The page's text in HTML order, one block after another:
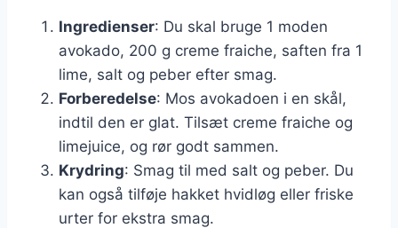
Ingredienser: Du skal bruge 1 moden
avokado, 200 g creme fraiche, saften fra 1
lime, salt og peber efter smag.
Forberedelse: Mos avokadoen i en skål,
indtil den er glat. Tilsæt creme fraiche og
limejuice, og rør godt sammen.
Krydring: Smag til med salt og peber. Du
kan også tilføje hakket hvidløg eller friske
urter for ekstra smag.